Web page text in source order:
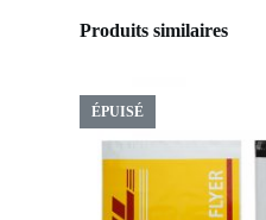
Produits similaires
ÉPUISÉ